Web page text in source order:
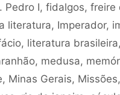
Pedro I, fidalgos, freire
literatura, Imperador,
, literatura brasileira,
, medusa,
, Minas Gerais, Missões,